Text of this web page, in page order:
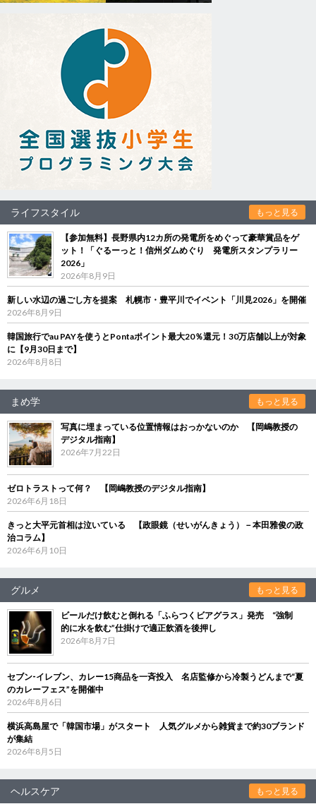
ライフスタイル もっと見る
【参加無料】長野県内12カ所の発電所をめぐって豪華賞品をゲ
ット！「ぐるーっと！信州ダムめぐり 発電所スタンプラリー
2026」
2026年8月9日
新しい水辺の過ごし方を提案 札幌市・豊平川でイベント「川見2026」を開催
2026年8月9日
韓国旅行でau PAYを使うとPontaポイント最大20％還元！30万店舗以上が対象
に【9月30日まで】
2026年8月8日
まめ学 もっと見る
写真に埋まっている位置情報はおっかないのか 【岡嶋教授の
デジタル指南】
2026年7月22日
ゼロトラストって何？ 【岡嶋教授のデジタル指南】
2026年6月18日
きっと大平元首相は泣いている 【政眼鏡（せいがんきょう）－本田雅俊の政
治コラム】
2026年6月10日
グルメ もっと見る
ビールだけ飲むと倒れる「ふらつくビアグラス」発売 “強制
的に水を飲む”仕掛けで適正飲酒を後押し
2026年8月7日
セブン‐イレブン、カレー15商品を一斉投入 名店監修から冷製うどんまで“夏
のカレーフェス”を開催中
2026年8月6日
横浜高島屋で「韓国市場」がスタート 人気グルメから雑貨まで約30ブランド
が集結
2026年8月5日
ヘルスケア もっと見る